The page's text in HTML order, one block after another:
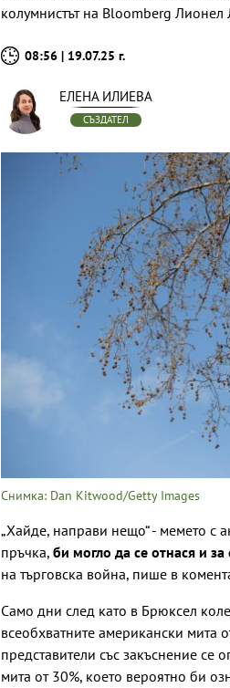
колумнистът на Bloomberg Лионел
08:56 | 19.07.25 г.
ЕЛЕНА ИЛИЕВА
СЪЗДАТЕЛ
Снимка: Dan Kitwood/Getty Images
„Хайде, направи нещо“ - мемето с
пръчка, би могло да се отнася и
на търговска война, пише в
Само дни след като в Брюксел
всеобхватните американски мита
представители със закъснение се
мита от 30%, което вероятно би